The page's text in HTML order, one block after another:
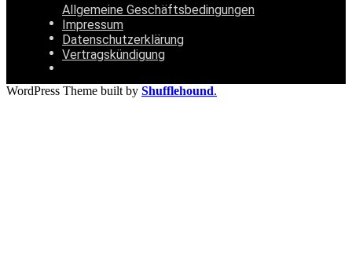
Allgemeine Geschäftsbedingungen
Impressum
Datenschutzerklärung
Vertragskündigung
WordPress Theme built by Shufflehound.